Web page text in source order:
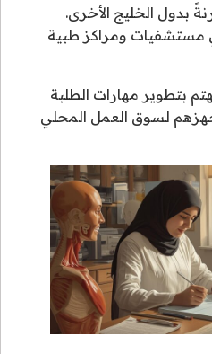
بدول الخليج الأخرى.
ومراكز طبية
بتطوير مهارات الطلبة
لسوق العمل المحلي